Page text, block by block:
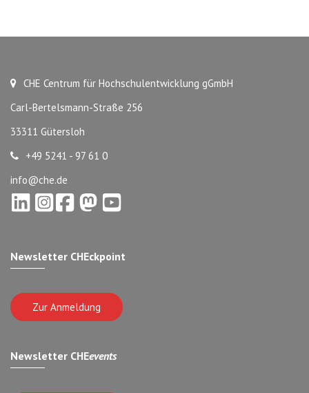
CHE Centrum für Hochschulentwicklung gGmbH
Carl-Bertelsmann-Straße 256
33311 Gütersloh
+49 5241 - 97 61 0
info@che.de
Newsletter CHEckpoint
Zur Anmeldung
Newsletter CHEevents